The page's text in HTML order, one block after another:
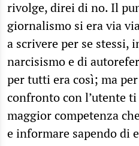
rivolge, direi di no. Il
giornalismo si era via
a scrivere per se stessi,
narcisismo e di
per tutti era così; ma
confronto con l’utente
maggior competenza
e informare sapendo di